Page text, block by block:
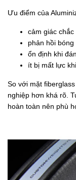
Ưu điểm của
cảm giác chắc
phản hồi bóng
ổn định khi
ít bị mất lực
So với mặt
nghiệp hơn khá rõ.
hoàn toàn nên phù